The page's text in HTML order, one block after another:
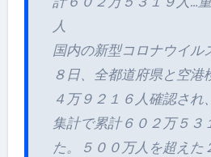
人
国内の新型コロナウイル
８日、全都道府県と空港
４万９２１６人確認され
集計で累計６０２万５３
た。５００万人を超えた